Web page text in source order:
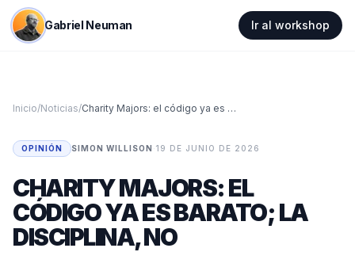
Gabriel Neuman Ir al workshop
Inicio/Noticias/ Charity Majors: el código ya es barato; la disciplina, no
OPINIÓN SIMON WILLISON ·19 DE JUNIO DE 2026
CHARITY MAJORS: EL
CÓDIGO YA ES BARATO; LA
DISCIPLINA, NO